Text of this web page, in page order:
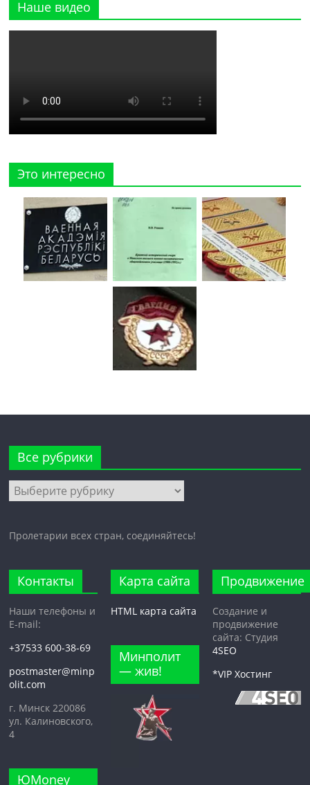
Наше видео
Это интересно
Все рубрики
Все
рубрики
Пролетарии всех стран, соединяйтесь!
Контакты
Наши телефоны и
E-mail:
+37533 600-38-69
postmaster@minp
olit.com
г. Минск 220086
ул. Калиновского,
4
ЮMoney
Карта сайта
HTML карта сайта
Минполит
— жив!
Продвижение
Создание и
продвижение
сайта: Студия
4SEO
*VIP Хостинг